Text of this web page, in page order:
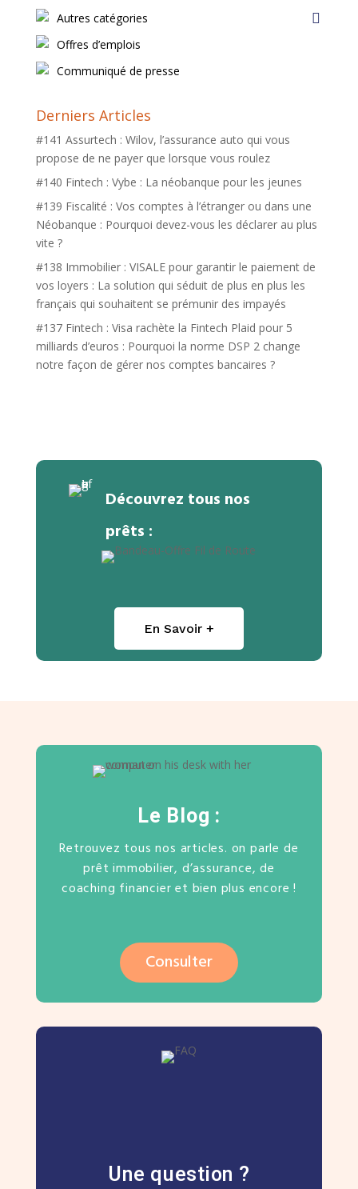
Autres catégories
Offres d’emplois
Communiqué de presse
Derniers Articles
#141 Assurtech : Wilov, l’assurance auto qui vous
propose de ne payer que lorsque vous roulez
#140 Fintech : Vybe : La néobanque pour les jeunes
#139 Fiscalité : Vos comptes à l’étranger ou dans une
Néobanque : Pourquoi devez-vous les déclarer au plus
vite ?
#138 Immobilier : VISALE pour garantir le paiement de
vos loyers : La solution qui séduit de plus en plus les
français qui souhaitent se prémunir des impayés
#137 Fintech : Visa rachète la Fintech Plaid pour 5
milliards d’euros : Pourquoi la norme DSP 2 change
notre façon de gérer nos comptes bancaires ?
Découvrez tous nos
prêts :
En Savoir +
Le Blog :
Retrouvez tous nos articles. on parle de
prêt immobilier, d’assurance, de
coaching financier et bien plus encore !
Consulter
Une question ?